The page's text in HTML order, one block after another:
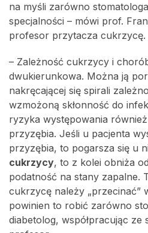
na myśli zarówno
specjalności – mówi prof.
profesor przytacza cukrzycę.
– Zależność cukrzycy i
dwukierunkowa. Można ją
nakręcającej się spirali
wzmożoną skłonność do
ryzyka występowania
przyzębia. Jeśli u pacjenta
przyzębia, to pogarsza się u
cukrzycy, to z kolei obniża
podatność na stany zapalne.
cukrzycę należy „przecinać”
powinien to robić zarówno
diabetolog, współpracując ze